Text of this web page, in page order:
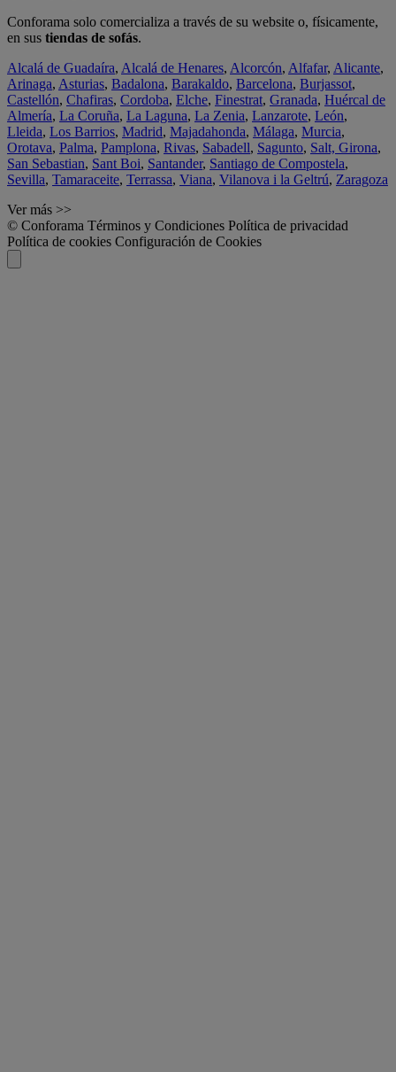
Conforama solo comercializa a través de su website o, físicamente,
en sus tiendas de sofás.
Alcalá de Guadaíra, Alcalá de Henares, Alcorcón, Alfafar, Alicante,
Arinaga, Asturias, Badalona, Barakaldo, Barcelona, Burjassot,
Castellón, Chafiras, Cordoba, Elche, Finestrat, Granada, Huércal de
Almería, La Coruña, La Laguna, La Zenia, Lanzarote, León,
Lleida, Los Barrios, Madrid, Majadahonda, Málaga, Murcia,
Orotava, Palma, Pamplona, Rivas, Sabadell, Sagunto, Salt, Girona,
San Sebastian, Sant Boi, Santander, Santiago de Compostela,
Sevilla, Tamaraceite, Terrassa, Viana, Vilanova i la Geltrú, Zaragoza
Ver más >>
© Conforama Términos y Condiciones Política de privacidad
Política de cookies Configuración de Cookies